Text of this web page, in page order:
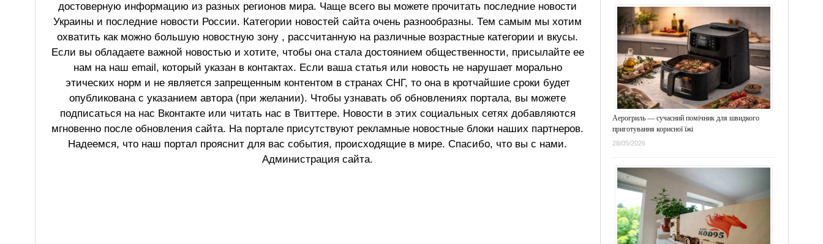
достоверную информацию из разных регионов мира. Чаще всего вы можете прочитать последние новости
Украины и последние новости России. Категории новостей сайта очень разнообразны. Тем самым мы хотим
охватить как можно большую новостную зону , рассчитанную на различные возрастные категории и вкусы.
Если вы обладаете важной новостью и хотите, чтобы она стала достоянием общественности, присылайте ее
нам на наш email, который указан в контактах. Если ваша статья или новость не нарушает морально
этических норм и не является запрещенным контентом в странах СНГ, то она в кротчайшие сроки будет
опубликована с указанием автора (при желании). Чтобы узнавать об обновлениях портала, вы можете
подписаться на нас Вконтакте или читать нас в Твиттере. Новости в этих социальных сетях добавляются
мгновенно после обновления сайта. На портале присутствуют рекламные новостные блоки наших партнеров.
Надеемся, что наш портал прояснит для вас события, происходящие в мире. Спасибо, что вы с нами.
Администрация сайта.
Аерогриль — сучасний помічник для швидкого
приготування корисної їжі
28/05/2026